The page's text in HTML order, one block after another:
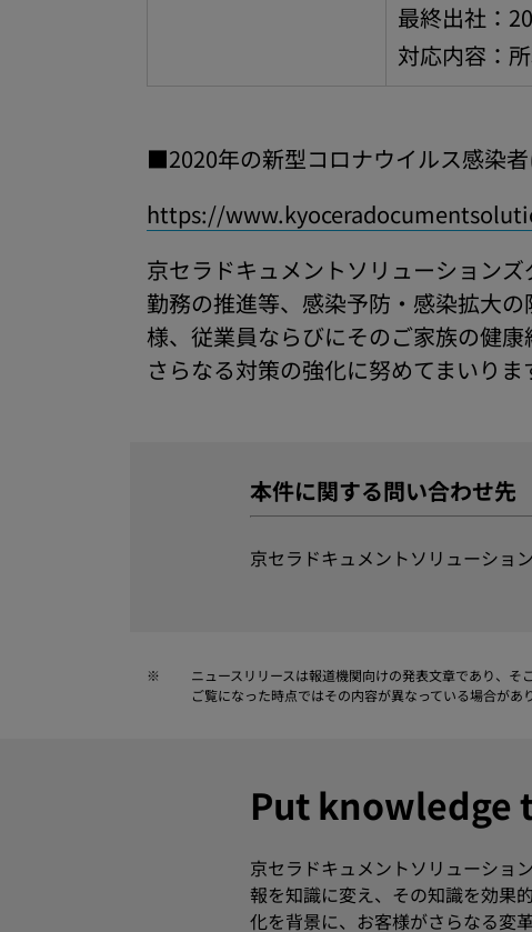
最終出社：
対応内容：
■2020年の新型コロナウイルス感染
https://
京セラドキュメントソリューション
勤務の推進等、感染予防・感染拡大
様、従業員ならびにそのご家族の健
さらなる対策の強化に努めてまいりま
本件に関する問い合わせ先
京セラドキュメントソリューショ
※
ニュースリリースは報道機関向けの発表文章であり、そ
ご覧になった時点ではその内容が異なっている場合があ
Put knowledge
京セラドキュメントソリューショ
報を知識に変え、その知識を効果
化を背景に、お客様がさらなる変